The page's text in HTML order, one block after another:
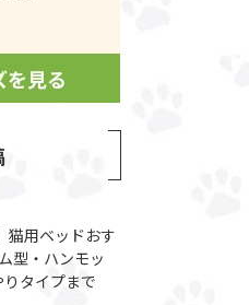
猫用ベッドおす
型・ハンモッ
タイプまで